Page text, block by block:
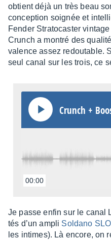
obtient déjà un très beau
concep­tion soignée et
Fender Stra­to­cas­ter
Crunch a montré des
va­lence assez redou­table.
seul canal sur les trois, ce
00:00
Je passe enfin sur le
tés d’un ampli Soldano SLO
les intimes). Là encore, on